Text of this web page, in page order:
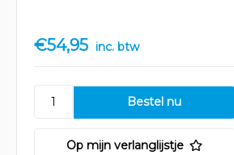
€54,95 inc. btw
Op mijn verlanglijstje